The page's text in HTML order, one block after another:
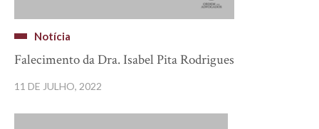
Notícia
Falecimento da Dra. Isabel Pita Rodrigues
11 DE JULHO, 2022